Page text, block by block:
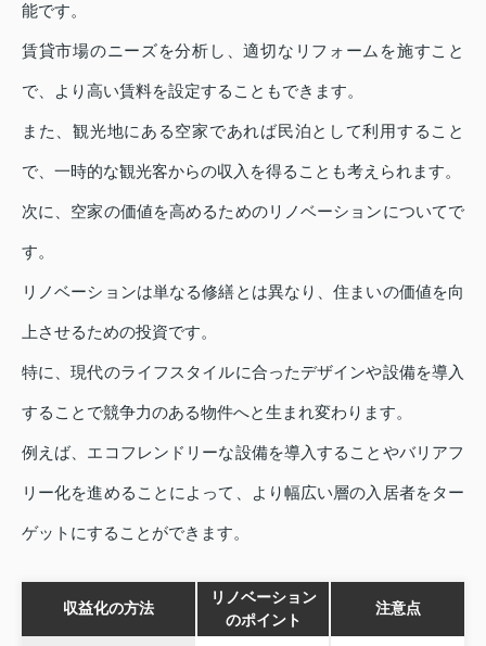
能です。
賃貸市場のニーズを分析し、適切なリフォームを施すこと
で、より高い賃料を設定することもできます。
また、観光地にある空家であれば民泊として利用すること
で、一時的な観光客からの収入を得ることも考えられます。
次に、空家の価値を高めるためのリノベーションについてで
す。
リノベーションは単なる修繕とは異なり、住まいの価値を向
上させるための投資です。
特に、現代のライフスタイルに合ったデザインや設備を導入
することで競争力のある物件へと生まれ変わります。
例えば、エコフレンドリーな設備を導入することやバリアフ
リー化を進めることによって、より幅広い層の入居者をター
ゲットにすることができます。
収益化の方法
リノベーション
のポイント
注意点